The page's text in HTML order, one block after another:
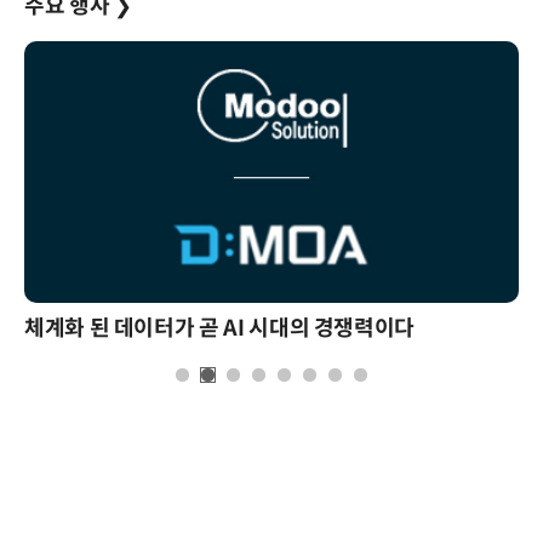
주요 행사 ❯
체계화 된 데이터가 곧 AI 시대의 경쟁력이다